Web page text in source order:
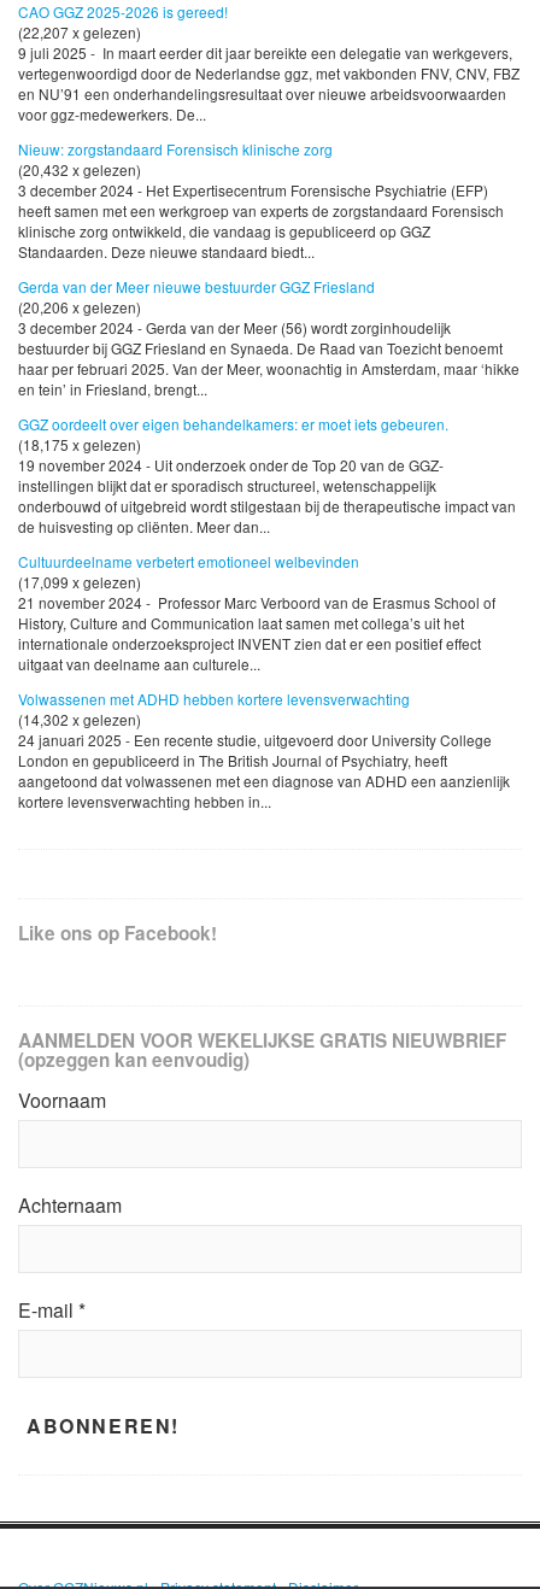
CAO GGZ 2025-2026 is gereed!
(22,207 x gelezen)
9 juli 2025 - In maart eerder dit jaar bereikte een delegatie van werkgevers,
vertegenwoordigd door de Nederlandse ggz, met vakbonden FNV, CNV, FBZ
en NU’91 een onderhandelingsresultaat over nieuwe arbeidsvoorwaarden
voor ggz-medewerkers. De...
Nieuw: zorgstandaard Forensisch klinische zorg
(20,432 x gelezen)
3 december 2024 - Het Expertisecentrum Forensische Psychiatrie (EFP)
heeft samen met een werkgroep van experts de zorgstandaard Forensisch
klinische zorg ontwikkeld, die vandaag is gepubliceerd op GGZ
Standaarden. Deze nieuwe standaard biedt...
Gerda van der Meer nieuwe bestuurder GGZ Friesland
(20,206 x gelezen)
3 december 2024 - Gerda van der Meer (56) wordt zorginhoudelijk
bestuurder bij GGZ Friesland en Synaeda. De Raad van Toezicht benoemt
haar per februari 2025. Van der Meer, woonachtig in Amsterdam, maar ‘hikke
en tein’ in Friesland, brengt...
GGZ oordeelt over eigen behandelkamers: er moet iets gebeuren.
(18,175 x gelezen)
19 november 2024 - Uit onderzoek onder de Top 20 van de GGZ-
instellingen blijkt dat er sporadisch structureel, wetenschappelijk
onderbouwd of uitgebreid wordt stilgestaan bij de therapeutische impact van
de huisvesting op cliënten. Meer dan...
Cultuurdeelname verbetert emotioneel welbevinden
(17,099 x gelezen)
21 november 2024 - Professor Marc Verboord van de Erasmus School of
History, Culture and Communication laat samen met collega’s uit het
internationale onderzoeksproject INVENT zien dat er een positief effect
uitgaat van deelname aan culturele...
Volwassenen met ADHD hebben kortere levensverwachting
(14,302 x gelezen)
24 januari 2025 - Een recente studie, uitgevoerd door University College
London en gepubliceerd in The British Journal of Psychiatry, heeft
aangetoond dat volwassenen met een diagnose van ADHD een aanzienlijk
kortere levensverwachting hebben in...
Like ons op Facebook!
AANMELDEN VOOR WEKELIJKSE GRATIS NIEUWBRIEF
(opzeggen kan eenvoudig)
Voornaam
Achternaam
E-mail *